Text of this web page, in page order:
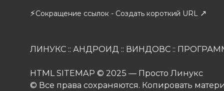
⚡Сокращение ссылок - Создать короткий URL ↗
ЛИНУКС :: АНДРОИД :: ВИНДОВС ::
HTML SITEMAP © 2025 — Просто Линукс
© Все права сохраняются. Копировать